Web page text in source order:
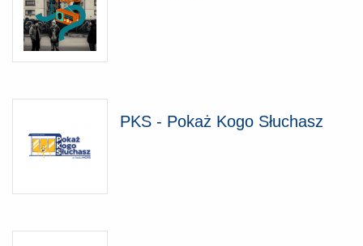
PKS - Pokaż Kogo Słuchasz